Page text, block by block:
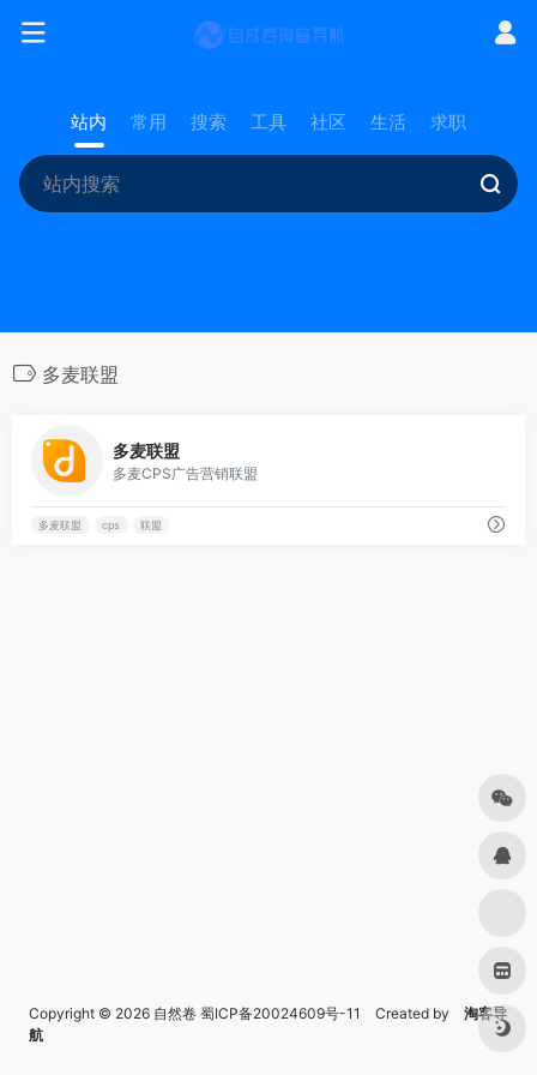
站内 常用 搜索 工具 社区 生活 求职
多麦联盟
多麦联盟
多麦CPS广告营销联盟
多麦联盟 cps 联盟
Copyright © 2026 自然卷 蜀ICP备20024609号-11 Created by
淘客导
航